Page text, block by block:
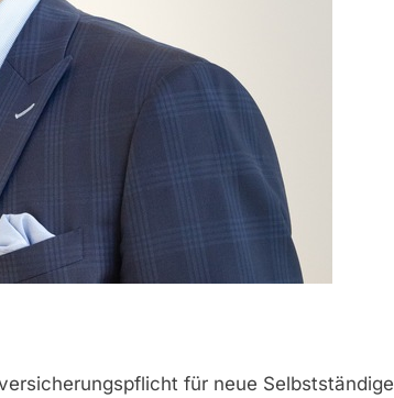
für neue Selbstständige